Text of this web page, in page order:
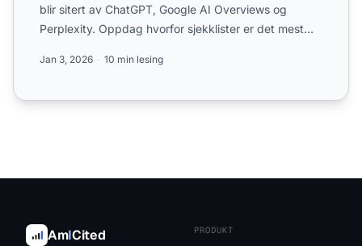
blir sitert av ChatGPT, Google AI Overviews og
Perplexity. Oppdag hvorfor sjekklister er det mest
Jan 3, 2026 10 min lesing
AmICited PRODUKT